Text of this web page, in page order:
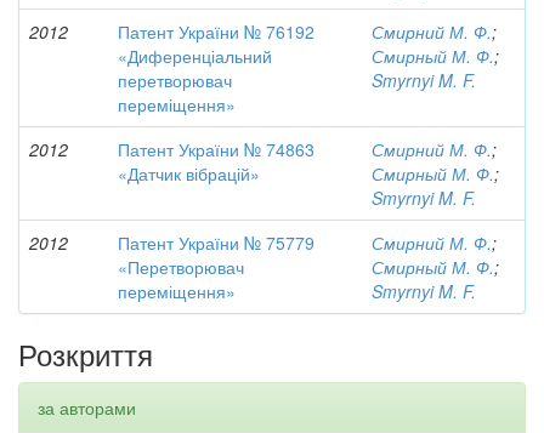
2012
Патент України № 76192
«Диференціальний
перетворювач
переміщення»
Смирний М. Ф.;
Смирный М. Ф.;
Smyrnyi M. F.
2012
Патент України № 74863
«Датчик вібрацій»
Смирний М. Ф.;
Смирный М. Ф.;
Smyrnyi M. F.
2012
Патент України № 75779
«Перетворювач
переміщення»
Смирний М. Ф.;
Смирный М. Ф.;
Smyrnyi M. F.
Розкриття
за авторами